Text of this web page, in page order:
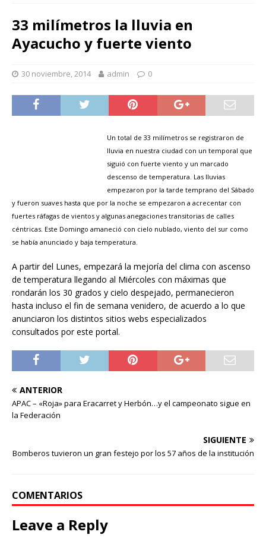
33 milímetros la lluvia en
Ayacucho y fuerte viento
30 noviembre, 2014 admin 0
Un total de 33 milímetros se registraron de
lluvia en nuestra ciudad con un temporal que
siguió con fuerte viento y un marcado
descenso de temperatura. Las lluvias
empezaron por la tarde temprano del Sábado
y fueron suaves hasta que por la noche se empezaron a acrecentar con
fuertes ráfagas de vientos y algunas anegaciones transitorias de calles
céntricas. Este Domingo amaneció con cielo nublado, viento del sur como
se había anunciado y baja temperatura.
A partir del Lunes, empezará la mejoría del clima con ascenso
de temperatura llegando al Miércoles con máximas que
rondarán los 30 grados y cielo despejado, permanecieron
hasta incluso el fin de semana venidero, de acuerdo a lo que
anunciaron los distintos sitios webs especializados
consultados por este portal.
ANTERIOR
APAC – «Roja» para Eracarret y Herbón…y el campeonato sigue en
la Federación
SIGUIENTE
Bomberos tuvieron un gran festejo por los 57 años de la institución
COMENTARIOS
Leave a Reply